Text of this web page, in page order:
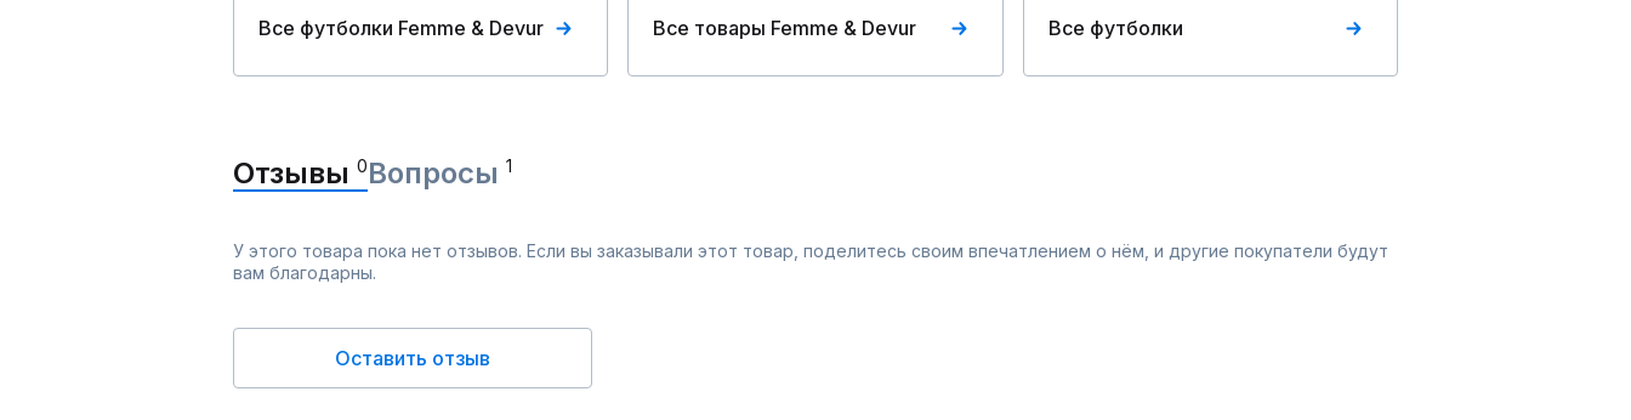
Все футболки Femme & Devur Все товары Femme & Devur Все футболки
Отзывы 0Вопросы 1
У этого товара пока нет отзывов. Если вы заказывали этот товар, поделитесь своим впечатлением о нём, и другие покупатели будут
вам благодарны.
Оставить отзыв